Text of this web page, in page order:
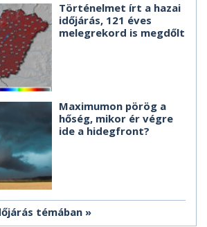
Történelmet írt a hazai
időjárás, 121 éves
melegrekord is megdőlt
Maximumon pörög a
hőség, mikor ér végre
ide a hidegfront?
témában